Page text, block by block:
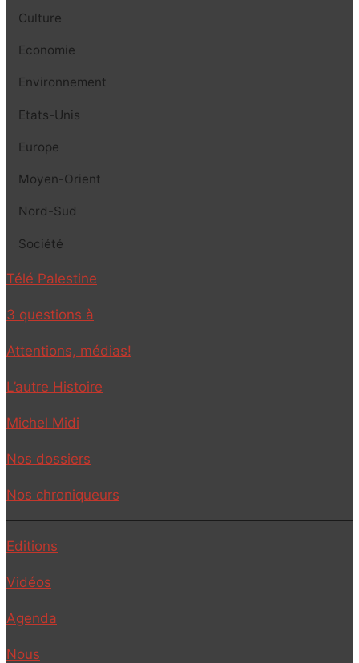
Culture
Economie
Environnement
Etats-Unis
Europe
Moyen-Orient
Nord-Sud
Société
Télé Palestine
3 questions à
Attentions, médias!
L’autre Histoire
Michel Midi
Nos dossiers
Nos chroniqueurs
Editions
Vidéos
Agenda
Nous